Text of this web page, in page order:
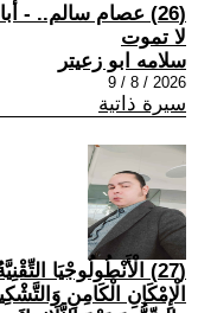
(26) عصام سالم.. -
لا تموت
سلامه ابو زعيتر
2026 / 8 / 9
سيرة ذاتية
(27) الْأَنْطُولُوجْيَا
الْإِمْكَانِ الْكَامِنِ